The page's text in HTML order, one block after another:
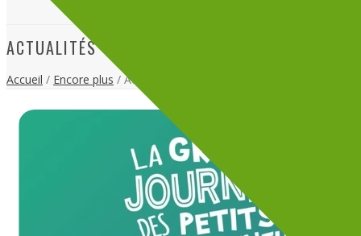
ACTUALITÉS
Accueil / Encore plus / Actualités